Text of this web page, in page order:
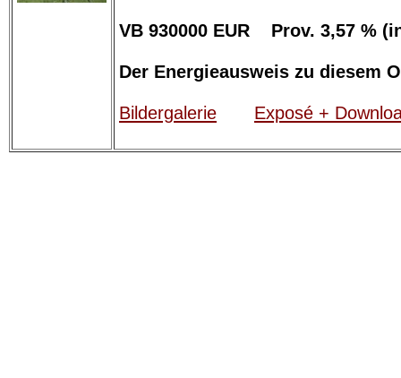
VB 930000 EUR Prov. 3,57 %
Der Energieausweis zu diesem
Bildergalerie Exposé +